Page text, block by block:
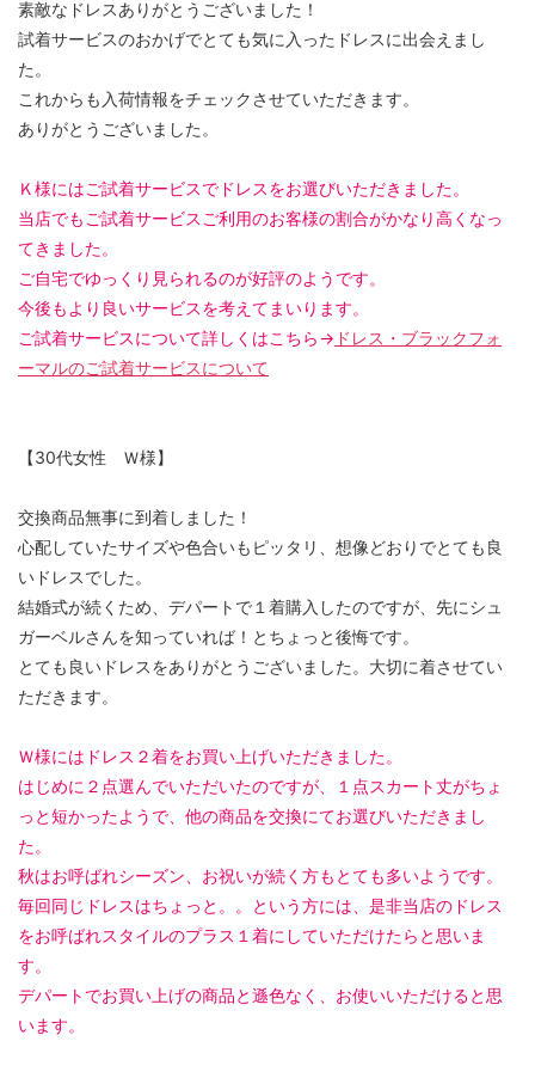
素敵なドレスありがとうございました！
試着サービスのおかげでとても気に入ったドレスに出会えまし
た。
これからも入荷情報をチェックさせていただきます。
ありがとうございました。
Ｋ様にはご試着サービスでドレスをお選びいただきました。
当店でもご試着サービスご利用のお客様の割合がかなり高くなっ
てきました。
ご自宅でゆっくり見られるのが好評のようです。
今後もより良いサービスを考えてまいります。
ご試着サービスについて詳しくはこちら→ ドレス・ブラックフォ
ーマルのご試着サービスについて
【30代女性 Ｗ様】
交換商品無事に到着しました！
心配していたサイズや色合いもピッタリ、想像どおりでとても良
いドレスでした。
結婚式が続くため、デパートで１着購入したのですが、先にシュ
ガーベルさんを知っていれば！とちょっと後悔です。
とても良いドレスをありがとうございました。大切に着させてい
ただきます。
Ｗ様にはドレス２着をお買い上げいただきました。
はじめに２点選んでいただいたのですが、１点スカート丈がちょ
っと短かったようで、他の商品を交換にてお選びいただきまし
た。
秋はお呼ばれシーズン、お祝いが続く方もとても多いようです。
毎回同じドレスはちょっと。。という方には、是非当店のドレス
をお呼ばれスタイルのプラス１着にしていただけたらと思いま
す。
デパートでお買い上げの商品と遜色なく、お使いいただけると思
います。